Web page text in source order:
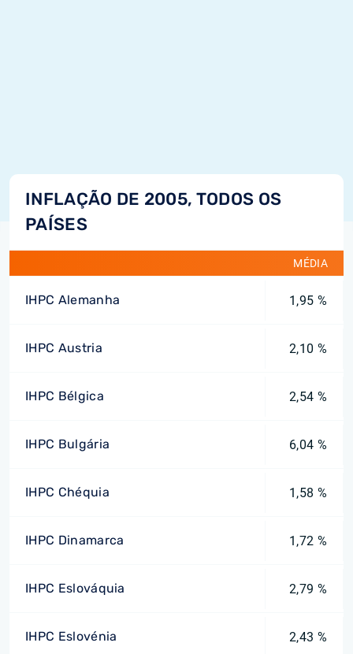
INFLAÇÃO DE 2005, TODOS OS
PAÍSES
MÉDIA
IHPC Alemanha 1,95 %
IHPC Austria 2,10 %
IHPC Bélgica 2,54 %
IHPC Bulgária 6,04 %
IHPC Chéquia 1,58 %
IHPC Dinamarca 1,72 %
IHPC Eslováquia 2,79 %
IHPC Eslovénia 2,43 %